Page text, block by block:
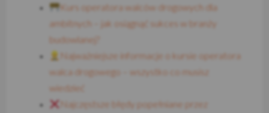
Kurs operatora walców drogowych dla
ambitnych – jak osiągnąć sukces w branży
budowlanej?
Najważniejsze informacje o kursie operatora
walca drogowego – wszystko co musisz
wiedzieć
Najczęstsze błędy popełniane przez